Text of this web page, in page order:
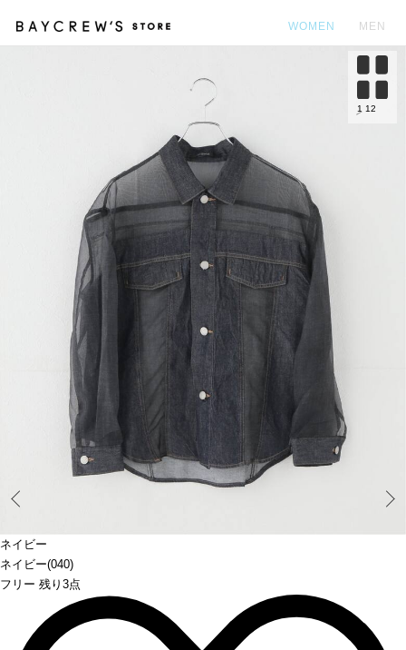
WOMEN MEN
ネイビー
ネイビー(040)
フリー 残り3点
1 12